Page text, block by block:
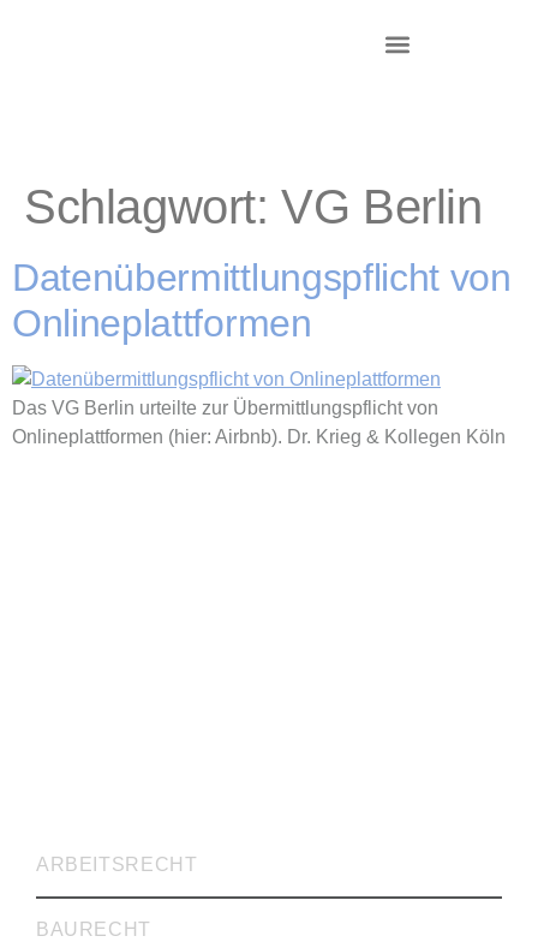
Schlagwort:VG Berlin
Datenübermittlungspflicht von
Onlineplattformen
Das VG Berlin urteilte zur Übermittlungspflicht von
Onlineplattformen (hier: Airbnb). Dr. Krieg & Kollegen Köln
ARBEITSRECHT
BAURECHT